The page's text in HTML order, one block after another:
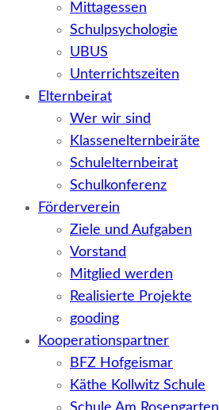
Mittagessen
Schulpsychologie
UBUS
Unterrichtszeiten
Elternbeirat
Wer wir sind
Klassenelternbeiräte
Schulelternbeirat
Schulkonferenz
Förderverein
Ziele und Aufgaben
Vorstand
Mitglied werden
Realisierte Projekte
gooding
Kooperationspartner
BFZ Hofgeismar
Käthe Kollwitz Schule